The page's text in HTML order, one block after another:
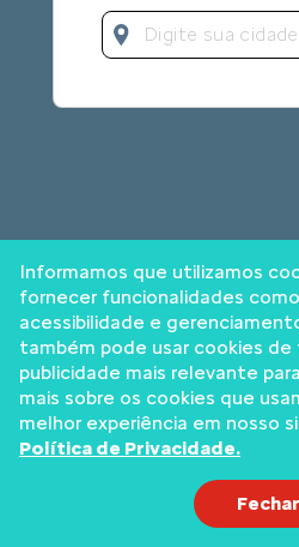
Informamos que utilizamos
fornecer funcionalidades
acessibilidade e
também pode usar cookies de
publicidade mais relevante
mais sobre os cookies que
melhor experiência em nosso
Política de Privacidade.
Fechar
Encontramos 0 resultados:
Nenhum revendedor
favor, modifique seus critérios
Exibir filtros